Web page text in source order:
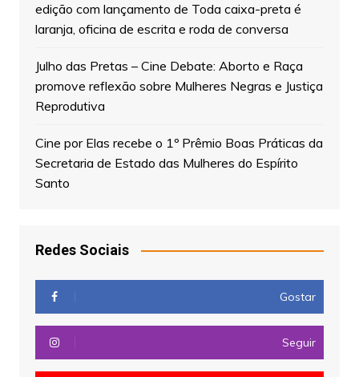
edição com lançamento de Toda caixa-preta é
laranja, oficina de escrita e roda de conversa
Julho das Pretas – Cine Debate: Aborto e Raça
promove reflexão sobre Mulheres Negras e Justiça
Reprodutiva
Cine por Elas recebe o 1º Prêmio Boas Práticas da
Secretaria de Estado das Mulheres do Espírito
Santo
Redes Sociais
Gostar
Seguir